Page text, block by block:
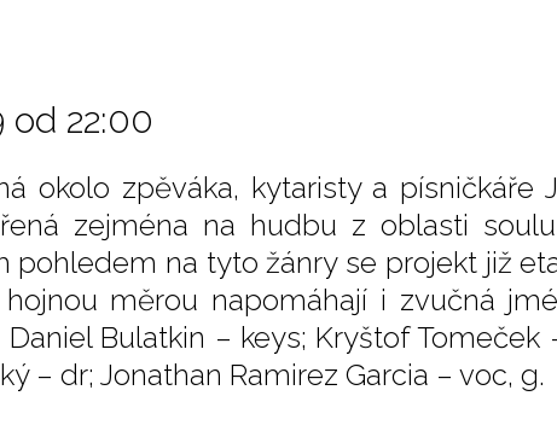
22:00
okolo zpěváka, kytaristy a písničkáře
zejména na hudbu z oblasti
pohledem na tyto žánry se projekt již
měrou napomáhají i zvučná
Bulatkin – keys; Kryštof Tomeček
– dr; Jonathan Ramirez Garcia – voc, g.